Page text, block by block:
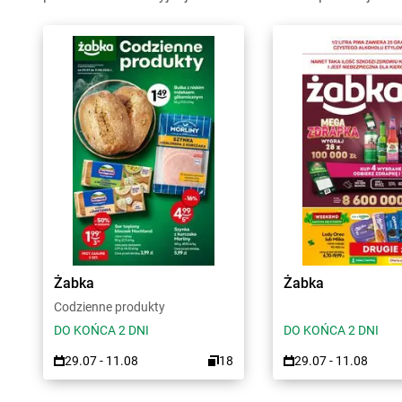
Żabka
Codzienne produkty
DO KOŃCA 2 DNI
29.07 - 11.08 18
Żabka
DO KOŃCA 2 DNI
29.07 - 11.08